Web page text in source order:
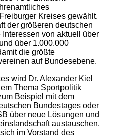
Kreises gewählt.
der größeren deutschen
von aktuell über
über 1.000.000
die größte
auf Bundesebene.
wird Dr. Alexander Kiel
Thema Sportpolitik
Beispiel mit dem
Bundestages oder
über neue Lösungen und
austauschen.
im Vorstand des